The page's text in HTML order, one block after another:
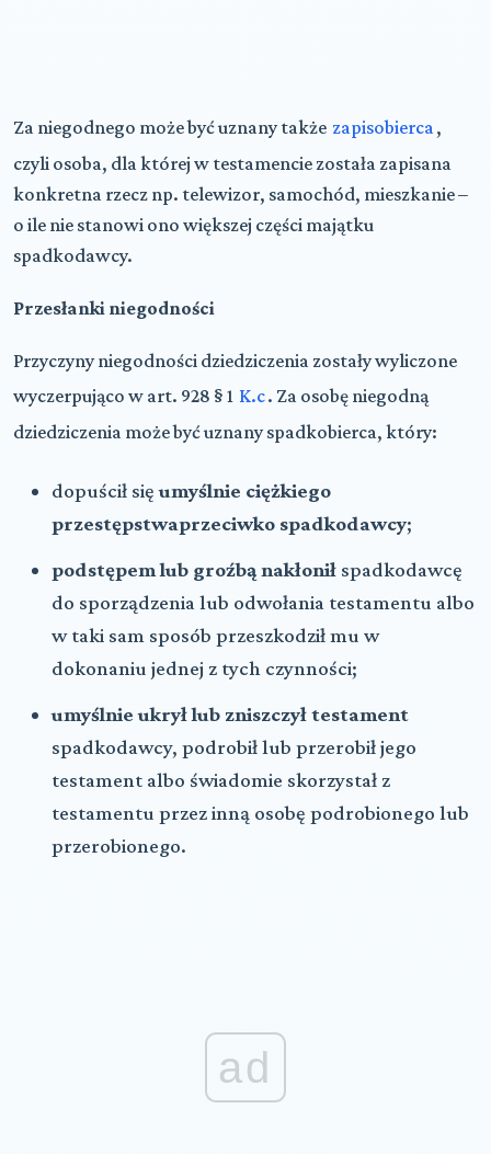
Za niegodnego może być uznany także zapisobierca ,
czyli osoba, dla której w testamencie została zapisana
konkretna rzecz np. telewizor, samochód, mieszkanie –
o ile nie stanowi ono większej części majątku
spadkodawcy.
Przesłanki niegodności
Przyczyny niegodności dziedziczenia zostały wyliczone
wyczerpująco w art. 928 § 1 K.c. Za osobę niegodną
dziedziczenia może być uznany spadkobierca, który:
dopuścił sięumyślnie ciężkiego
przestępstwaprzeciwko spadkodawcy;
podstępem lub groźbą nakłonił spadkodawcę
do sporządzenia lub odwołania testamentu albo
w taki sam sposób przeszkodził mu w
dokonaniu jednej z tych czynności;
umyślnie ukrył lub zniszczyłtestament
spadkodawcy, podrobił lub przerobił jego
testament albo świadomie skorzystał z
testamentu przez inną osobę podrobionego lub
przerobionego.
ad